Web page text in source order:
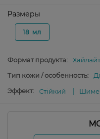
Размеры
18 мл
Формат продукта:
Тип кожи / особенность:
Эффект:
Стійкий